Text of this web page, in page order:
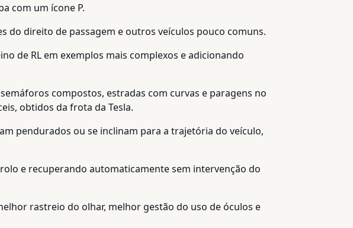
com um ícone P.
do direito de passagem e outros veículos pouco comuns.
de RL em exemplos mais complexos e adicionando
compostos, estradas com curvas e paragens no
obtidos da frota da Tesla.
pendurados ou se inclinam para a trajetória do veículo,
e recuperando automaticamente sem intervenção do
rastreio do olhar, melhor gestão do uso de óculos e